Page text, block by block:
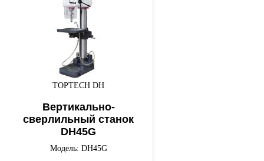
TOPTECH DH
Вертикально-
сверлильный станок
DH45G
Модель: DH45G